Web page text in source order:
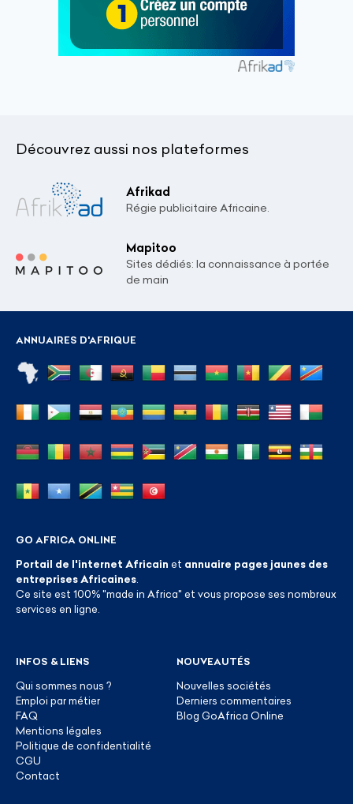
Découvrez aussi nos plateformes
Afrikad
Régie publicitaire Africaine.
Mapitoo
Sites dédiés: la connaissance à portée
de main
ANNUAIRES D'AFRIQUE
GO AFRICA ONLINE
Portail de l'internet Africain et annuaire pages jaunes des
entreprises Africaines
Ce site est 100% "made in Africa" et vous propose ses nombreux
services en ligne.
INFOS & LIENS
Qui sommes nous ?
Emploi par métier
FAQ
Mentions légales
Politique de confidentialité
CGU
Contact
NOUVEAUTÉS
Nouvelles sociétés
Derniers commentaires
Blog GoAfrica Online